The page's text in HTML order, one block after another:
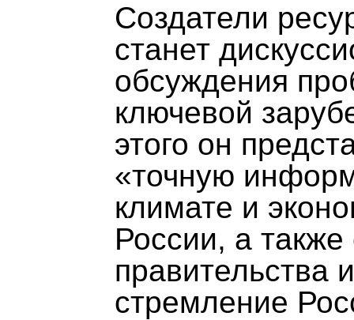
Создатели
станет
обсуждения
ключевой
этого он
«точную
климате и
России, а
правительства
стремление